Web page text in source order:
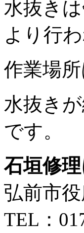
水抜き
より行わ
作業場
水抜き
です。
石垣修
弘前市
TEL：